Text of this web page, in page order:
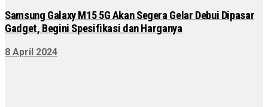
Samsung Galaxy M15 5G Akan Segera Gelar Debui Dipasar
Gadget, Begini Spesifikasi dan Harganya
8 April 2024